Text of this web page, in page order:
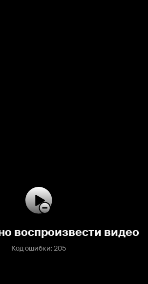
воспроизвести видео
Код ошибки: 205